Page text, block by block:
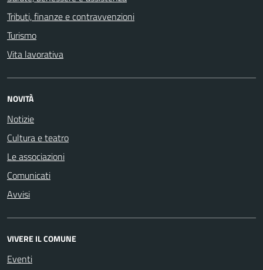
Tributi, finanze e contravvenzioni
Turismo
Vita lavorativa
NOVITÀ
Notizie
Cultura e teatro
Le associazioni
Comunicati
Avvisi
VIVERE IL COMUNE
Eventi